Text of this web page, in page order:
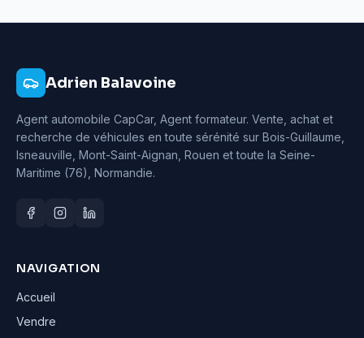
Adrien Balavoine
Agent automobile CapCar, Agent formateur. Vente, achat et
recherche de véhicules en toute sérénité sur Bois-Guillaume,
Isneauville, Mont-Saint-Aignan, Rouen et toute la Seine-
Maritime (76), Normandie.
NAVIGATION
Accueil
Vendre